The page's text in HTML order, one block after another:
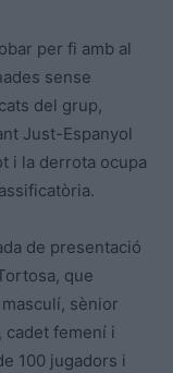
per fi amb al
sense
del grup,
Just-Espanyol
i la derrota ocupa
de presentació
que
sènior
cadet femení i
100 jugadors i